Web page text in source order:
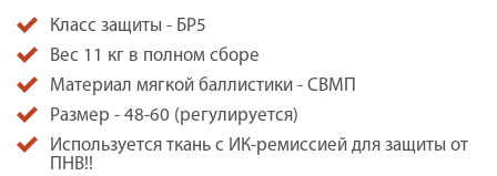
Класс защиты - БР5
Вес 11 кг в полном сборе
Материал мягкой баллистики - СВМП
Размер - 48-60 (регулируется)
Используется ткань с ИК-ремиссией для защиты от
ПНВ!!